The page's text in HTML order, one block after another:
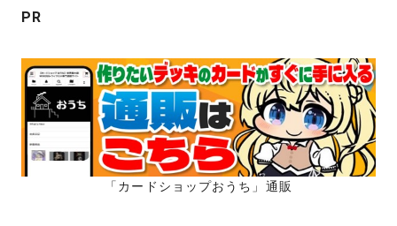
ン
PR
「カードショップおうち」通販